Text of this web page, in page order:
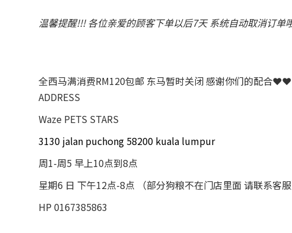
温馨提醒!!! 各位亲爱的顾客下单以后7天 系统自动取消订单
全西马满消费RM120包邮 东马暂时关闭 感谢你们的配合
ADDRESS
Waze PETS STARS
3130 jalan puchong 58200 kuala lumpur
周1-周5 早上10点到8点
星期6 日 下午12点-8点 （部分狗粮不在门店里面 请联系客服
HP 0167385863